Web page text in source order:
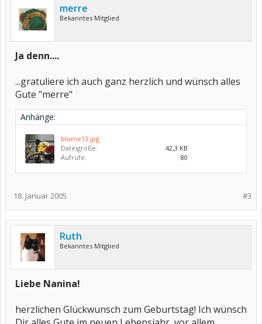
merre
Bekanntes Mitglied
Ja denn....
...gratuliere ich auch ganz herzlich und wünsch alles
Gute "merre"
Anhänge:
blume13.jpg
Dateigröße:
42,3 KB
Aufrufe:
80
#3
18. Januar 2005
Ruth
Bekanntes Mitglied
Liebe Nanina!
herzlichen Glückwunsch zum Geburtstag! Ich wünsch